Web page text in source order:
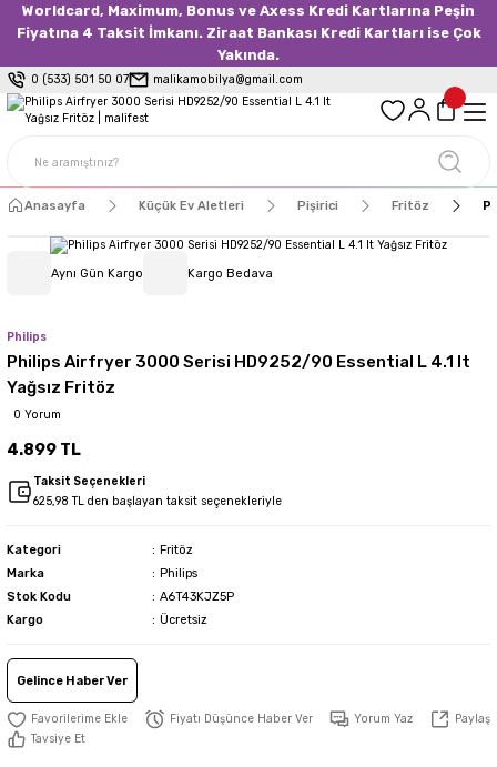
Worldcard, Maximum, Bonus ve Axess Kredi Kartlarına Peşin
Fiyatına 4 Taksit İmkanı. Ziraat Bankası Kredi Kartları ise Çok
Yakında.
0 (533) 501 50 07 malikamobilya@gmail.com
Anasayfa Küçük Ev Aletleri Pişirici Fritöz
Aynı Gün Kargo Kargo Bedava
Philips
Philips Airfryer 3000 Serisi HD9252/90 Essential L 4.1 lt
Yağsız Fritöz
0 Yorum
4.899 TL
Taksit Seçenekleri
625,98 TL den başlayan taksit seçenekleriyle
Kategori
Fritöz
Marka
Philips
Stok Kodu
A6T43KJZ5P
Kargo
Ücretsiz
Gelince Haber Ver
Fiyatı Düşünce Haber Ver Yorum Yaz
Paylaş
Tavsiye Et